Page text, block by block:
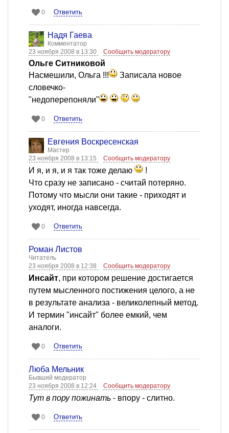
0 Ответить
Надя Гаева
Комментатор
23 ноября 2008 в 13:30
Сообщить модератору
Ольге Ситниковой
Насмешили, Ольга !!!
Записала новое
словечко-
"недоперепоняли"
0 Ответить
Евгения Воскресенская
Мастер
23 ноября 2008 в 13:15
Сообщить модератору
И я, и я, и я так тоже делаю
!
Что сразу не записано - считай потеряно.
Потому что мысли они такие - приходят и
уходят, иногда навсегда.
0 Ответить
Роман Листов
Читатель
23 ноября 2008 в 12:38
Сообщить модератору
Инсайт, при котором решение достигается
путем мысленного постижения целого, а не
в результате анализа - великолепный метод.
И термин "инсайт" более емкий, чем
аналоги.
0 Ответить
Люба Мельник
Бывший модератор
23 ноября 2008 в 12:24
Сообщить модератору
Тут в пору пожинать - впору - слитно.
0 Ответить